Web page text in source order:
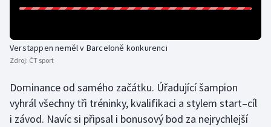
Jezdectví
Krasobruslení
Verstappen neměl v Barceloně konkurenci
Zdroj: ČT sport
Dominance od samého začátku. Úřadující šampion
vyhrál všechny tři tréninky, kvalifikaci a stylem start–cíl
i závod. Navíc si připsal i bonusový bod za nejrychlejší